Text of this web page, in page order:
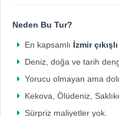
Neden Bu Tur?
En kapsamlı İzmir
Deniz, doğa ve tarih
Yorucu olmayan ama
Kekova, Ölüdeniz,
Sürpriz maliyetler yok.